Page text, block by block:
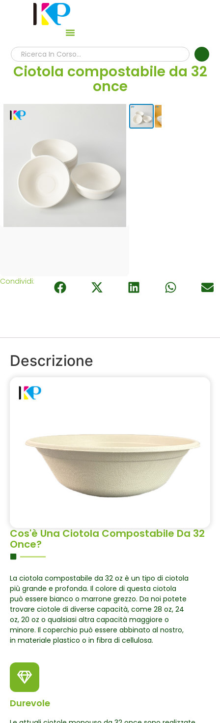
Ciotola compostabile da 32
once
Condividi:
Descrizione
Cos'è Una Ciotola Compostabile Da 32
Once?
La ciotola compostabile da 32 oz è un tipo di ciotola
più grande e profonda. Il colore di questa ciotola
può essere bianco o marrone grezzo. Da noi potete
trovare ciotole di diverse capacità, come 28 oz, 24
oz, 20 oz o qualsiasi altra capacità maggiore o
minore. Il coperchio può essere abbinato al nostro,
in materiale plastico o in fibra di cellulosa.
Durevole